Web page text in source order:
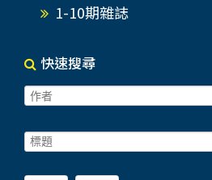
1-10期雜誌
快速搜尋